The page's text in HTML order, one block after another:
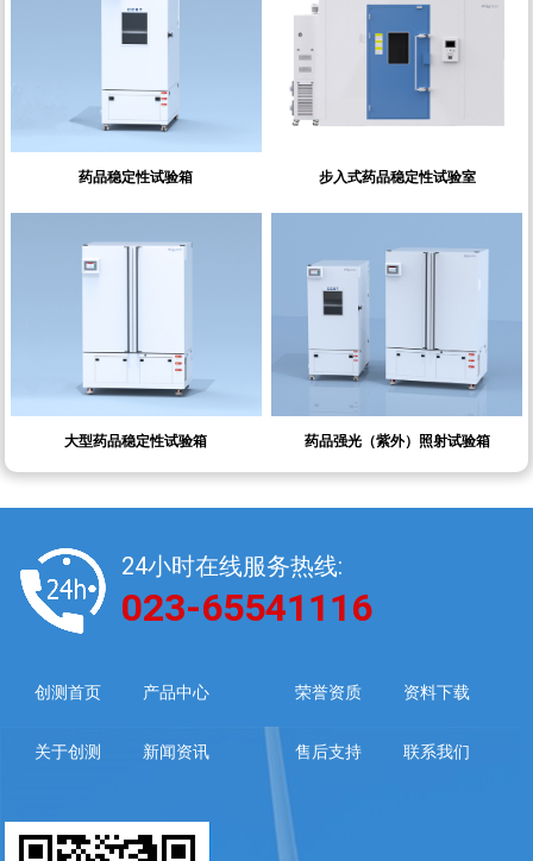
药品稳定性试验箱 步入式药品稳定性试验室
大型药品稳定性试验箱 药品强光（紫外）照射试验箱
24小时在线服务热线:
023-65541116
创测首页 产品中心
关于创测 新闻资讯
荣誉资质 资料下载
售后支持 联系我们